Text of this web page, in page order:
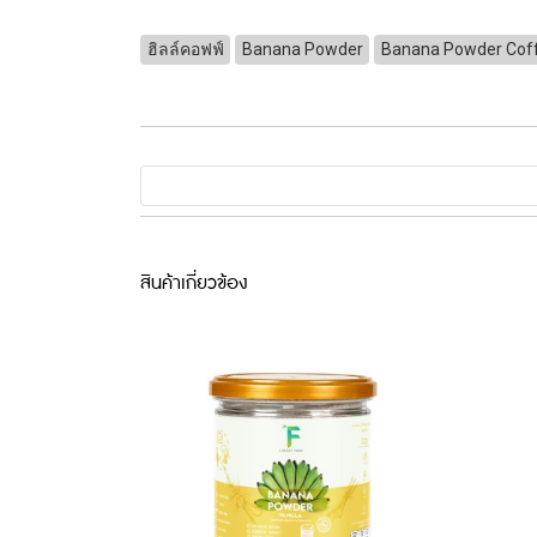
ฮิลล์คอฟฟ์ Banana Powder Banana Powder
สินค้าเกี่ยวข้อง